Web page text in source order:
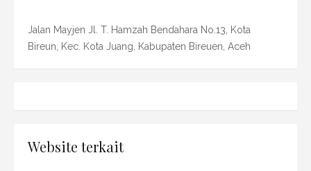
Jalan Mayjen Jl. T. Hamzah Bendahara No.13, Kota
Bireun, Kec. Kota Juang, Kabupaten Bireuen, Aceh
Website terkait